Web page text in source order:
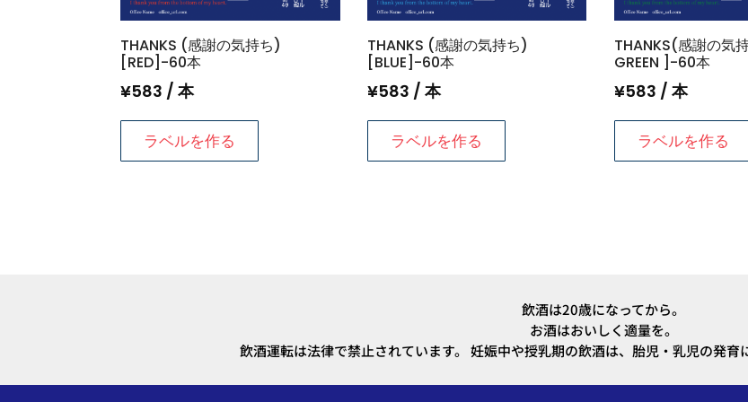
THANKS (感謝の気持ち)
[RED]-60本
¥583 / 本
ラベルを作る
THANKS (感謝の気持ち)
[BLUE]-60本
¥583 / 本
ラベルを作る
THANKS(感謝の気
GREEN ]-60本
¥583 / 本
ラベルを作る
飲酒は20歳になってから。
お酒はおいしく適量を。
飲酒運転は法律で禁止されています。 妊娠中や授乳期の飲酒は、胎児・乳児の発育